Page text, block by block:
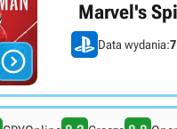

Marvel's
Data wydania: